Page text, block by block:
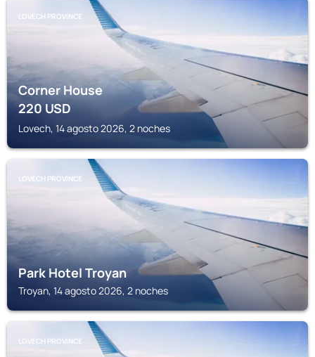
LOVECH PROVINCE
Corner House
220USD
Lovech, 14 agosto 2026, 2 noches
LOVECH PROVINCE
Park Hotel Troyan
Troyan, 14 agosto 2026, 2 noches
LOVECH PROVINCE